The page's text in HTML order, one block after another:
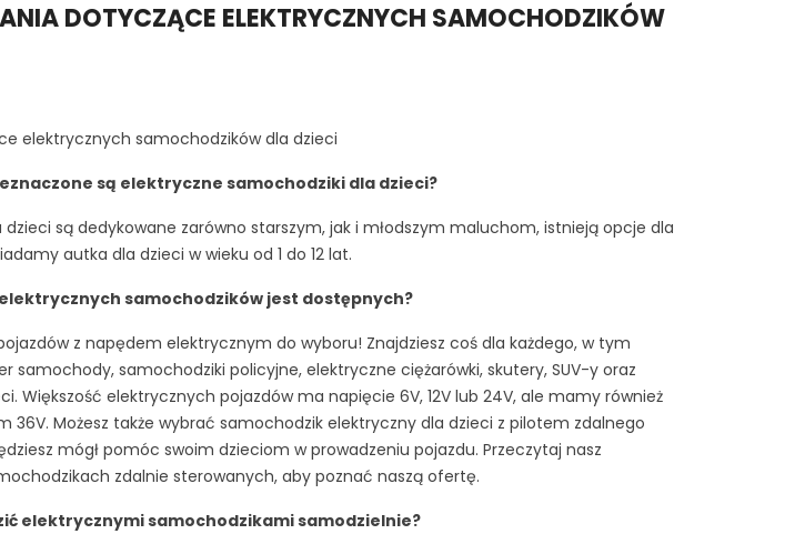
DOTYCZĄCE ELEKTRYCZNYCH SAMOCHODZIKÓW
elektrycznych samochodzików dla dzieci
są elektryczne samochodziki dla dzieci?
dzieci są dedykowane zarówno starszym, jak i młodszym maluchom, istnieją opcje dla
autka dla dzieci w wieku od 1 do 12 lat.
samochodzików jest dostępnych?
z napędem elektrycznym do wyboru! Znajdziesz coś dla każdego, w tym
samochody, samochodziki policyjne, elektryczne ciężarówki, skutery, SUV-y oraz
Większość elektrycznych pojazdów ma napięcie 6V, 12V lub 24V, ale mamy również
36V. Możesz także wybrać samochodzik elektryczny dla dzieci z pilotem zdalnego
mógł pomóc swoim dzieciom w prowadzeniu pojazdu. Przeczytaj nasz
zdalnie sterowanych, aby poznać naszą ofertę.
elektrycznymi samochodzikami samodzielnie?